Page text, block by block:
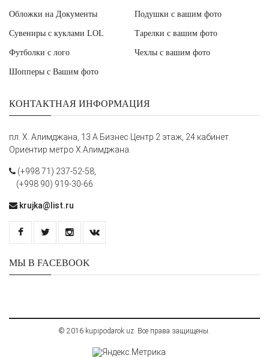
Обложки на Документы Подушки с вашим фото
Сувениры с куклами LOL Тарелки с вашим фото
Футболки с лого Чехлы с вашим фото
Шопперы с Вашим фото
КОНТАКТНАЯ ИНФОРМАЦИЯ
пл. Х. Алимджана, 13 А Бизнес Центр 2 этаж, 24 кабинет.
Ориентир метро Х.Алимджана.
(+998 71) 237-52-58,
(+998 90) 919-30-66
krujka@list.ru
МЫ В FACEBOOK
© 2016 kupipodarok.uz. Все права защищены.